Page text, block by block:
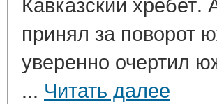
принял за поворот
уверенно очертил
... Читать далее